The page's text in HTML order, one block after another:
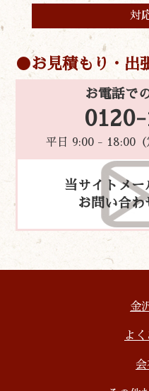
対
お見積もり・出
お電話で
平日 9:00 - 18:00（
当サイトメー
お問い合わ
金
よ
会